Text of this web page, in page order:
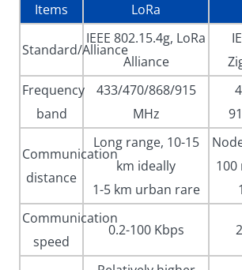
Items LoRa
Standard/Alliance
IEEE 802.15.4g, LoRa
Alliance
Frequency
band
433/470/868/915
MHz
Communication
distance
Long range, 10-15
km ideally
1-5 km urban rare
100
Communication
speed
0.2-100 Kbps